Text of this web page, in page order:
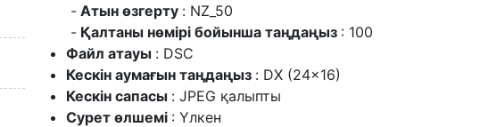
Атын өзгерту : NZ_50
Қалтаны нөмірі бойынша таңдаңыз : 100
Файл атауы : DSC
Кескін аумағын таңдаңыз : DX (24×16)
Кескін сапасы : JPEG қалыпты
Сурет өлшемі : Үлкен